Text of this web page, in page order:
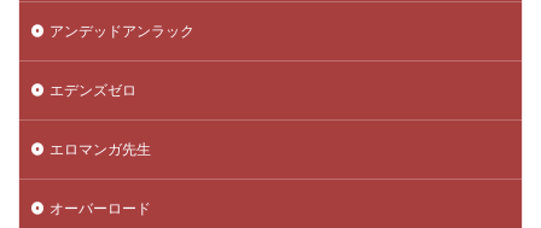
アンデッドアンラック
エデンズゼロ
エロマンガ先生
オーバーロード